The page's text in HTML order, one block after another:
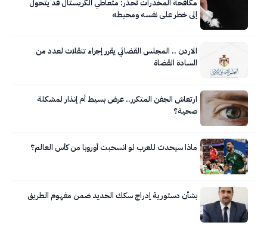
مكافحة المخدرات تحذر: متعاطي الكريستال قد يتحول
إلى خطر على نفسه ومحيطه
الاردن .. المجلس القضائي يقرر إجراء تنقلات لعدد من
السادة القضاة
ارتعاش الجفن المتكرر.. عرض بسيط أم إنذار لمشكلة
صحية؟
ماذا سيحدث للعرب لو انسحبت أوروبا من كأس العالم؟
بشأن دستورية إدراج سكك الحديد ضمن مفهوم الطريق